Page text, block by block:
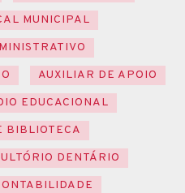
MUNICIPAL
AUXILIAR DE APOIO
EDUCACIONAL
BIBLIOTECA
DENTÁRIO